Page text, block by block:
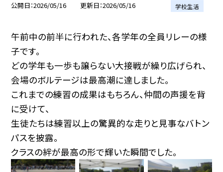
公開日 2026/05/16 更新日 2026/05/16 学校生活
午前中の前半に行われた、各学年の全員リレーの様
子です。
どの学年も一歩も譲らない大接戦が繰り広げられ、
会場のボルテージは最高潮に達しました。
これまでの練習の成果はもちろん、仲間の声援を背
に受けて、
生徒たちは練習以上の驚異的な走りと見事なバトン
パスを披露。
クラスの絆が最高の形で輝いた瞬間でした。